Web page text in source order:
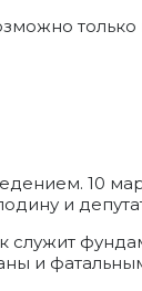
только
10
и
и